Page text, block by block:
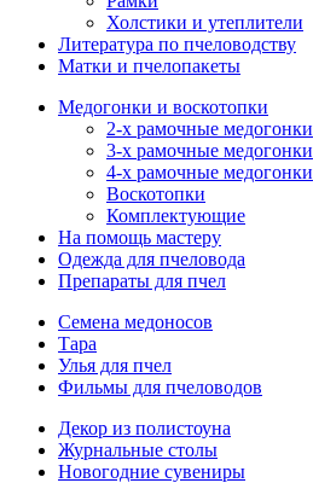
Холстики и утеплители
Литература по пчеловодству
Матки и пчелопакеты
Медогонки и воскотопки
2-х рамочные медогонки
3-х рамочные медогонки
4-х рамочные медогонки
Воскотопки
Комплектующие
На помощь мастеру
Одежда для пчеловода
Препараты для пчел
Семена медоносов
Тара
Улья для пчел
Фильмы для пчеловодов
Декор из полистоуна
Журнальные столы
Новогодние сувениры